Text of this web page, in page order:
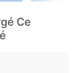
Ce